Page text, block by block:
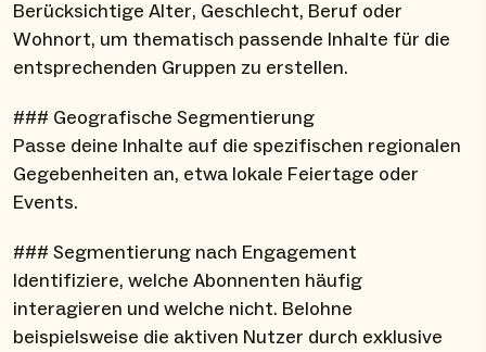
Berücksichtige Alter, Geschlecht, Beruf oder
Wohnort, um thematisch passende Inhalte für die
entsprechenden Gruppen zu erstellen.
### Geografische Segmentierung
Passe deine Inhalte auf die spezifischen regionalen
Gegebenheiten an, etwa lokale Feiertage oder
Events.
### Segmentierung nach Engagement
Identifiziere, welche Abonnenten häufig
interagieren und welche nicht. Belohne
beispielsweise die aktiven Nutzer durch exklusive